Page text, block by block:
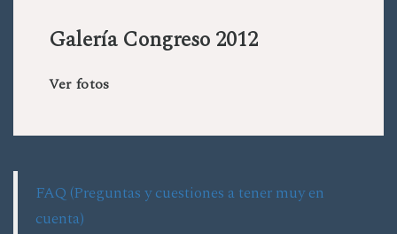
Galería Congreso 2012
Ver fotos
FAQ (Preguntas y cuestiones a tener muy en
cuenta)